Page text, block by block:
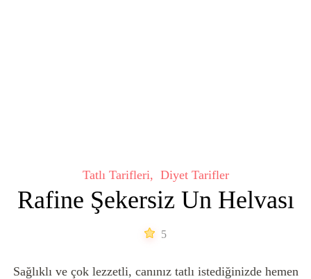
Tatlı Tarifleri Diyet Tarifler
Rafine Şekersiz Un Helvası
5
Sağlıklı ve çok lezzetli, canınız tatlı istediğinizde hemen